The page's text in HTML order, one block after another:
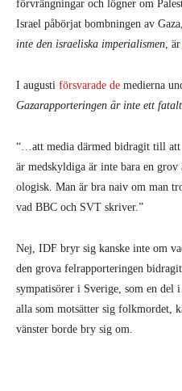
förvrängningar och lögner om
Israel påbörjat bombningen av
inte den israeliska imperialismen , är
I augusti försvarade de medierna
Gazarapporteringen är inte ett
“…att media därmed bidragit till
är medskyldiga är inte bara en grov
ologisk. Man är bra naiv om man
vad BBC och SVT skriver.”
Nej, IDF bryr sig kanske inte om
den grova felrapporteringen
sympatisörer i Sverige, som en del
alla som motsätter sig folkmordet,
vänster borde bry sig om.